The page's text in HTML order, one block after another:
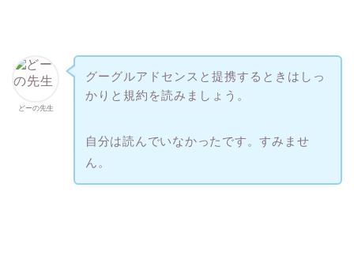
どーの先生
グーグルアドセンスと提携するときはしっ
かりと規約を読みましょう。
自分は読んでいなかったです。すみませ
ん。